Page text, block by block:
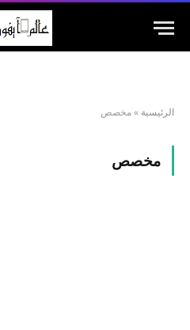
الرئيسية »مخصص
مخصص